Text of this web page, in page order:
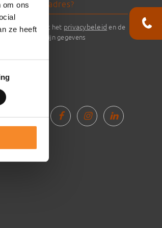
om ons
ze heeft
ga akkoord met het privacybeleid en de
van mijn gegevens